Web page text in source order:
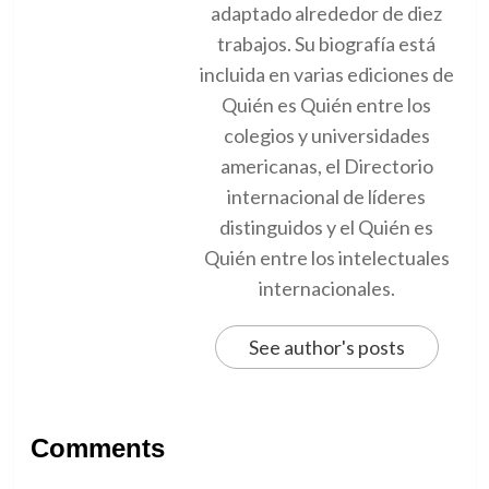
adaptado alrededor de diez
trabajos. Su biografía está
incluida en varias ediciones de
Quién es Quién entre los
colegios y universidades
americanas, el Directorio
internacional de líderes
distinguidos y el Quién es
Quién entre los intelectuales
internacionales.
See author's posts
Comments